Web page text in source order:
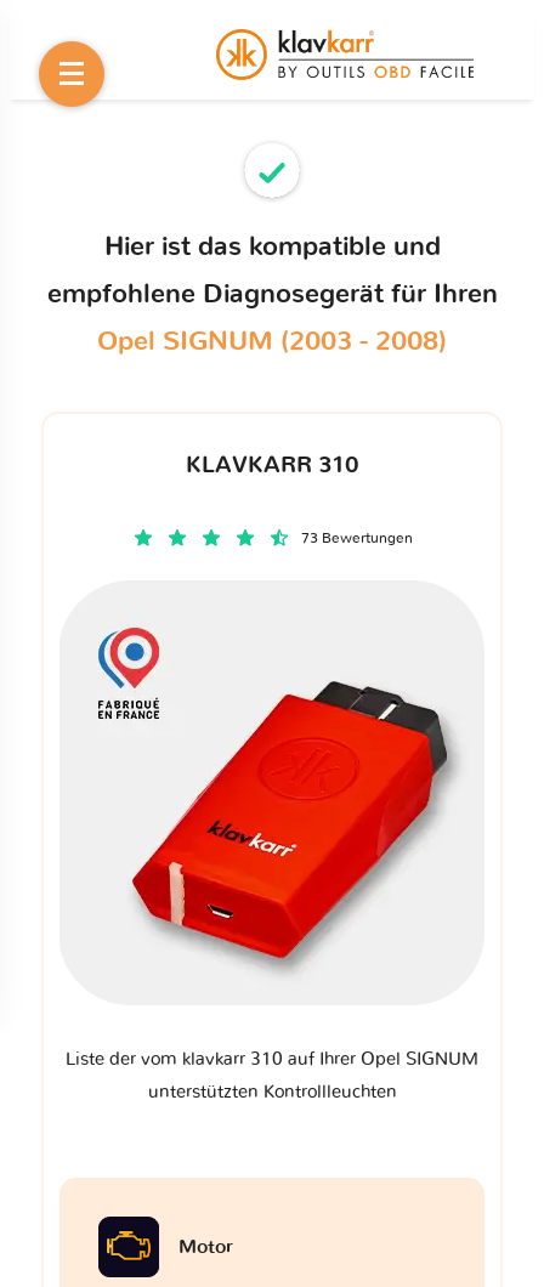
Hier ist das kompatible und
empfohlene Diagnosegerät für Ihren
Opel SIGNUM (2003 - 2008)
KLAVKARR 310
73 Bewertungen
Liste der vom klavkarr 310 auf Ihrer Opel SIGNUM
unterstützten Kontrollleuchten
Motor